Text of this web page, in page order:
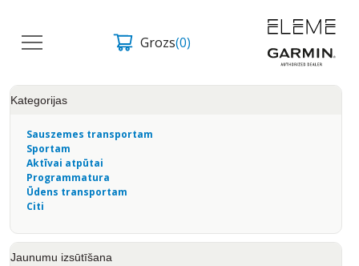
Grozs(0)
Kategorijas
Sauszemes transportam
Sportam
Aktīvai atpūtai
Programmatura
Ūdens transportam
Citi
Jaunumu izsūtīšana